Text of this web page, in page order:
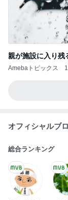
親が施設に入り残
Amebaトピックス
オフィシャルブ
総合ランキング